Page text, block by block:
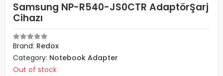
Samsung NP-R540-JS0CTR AdaptörŞarj
Cihazı
Brand: Redox
Category: Notebook Adapter
Out of stock